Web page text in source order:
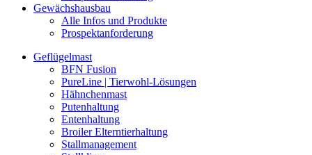
Gewächshausbau
Alle Infos und Produkte
Prospektanforderung
Geflügelmast
BFN Fusion
PureLine | Tierwohl-Lösungen
Hähnchenmast
Putenhaltung
Entenhaltung
Broiler Elterntierhaltung
Stallmanagement